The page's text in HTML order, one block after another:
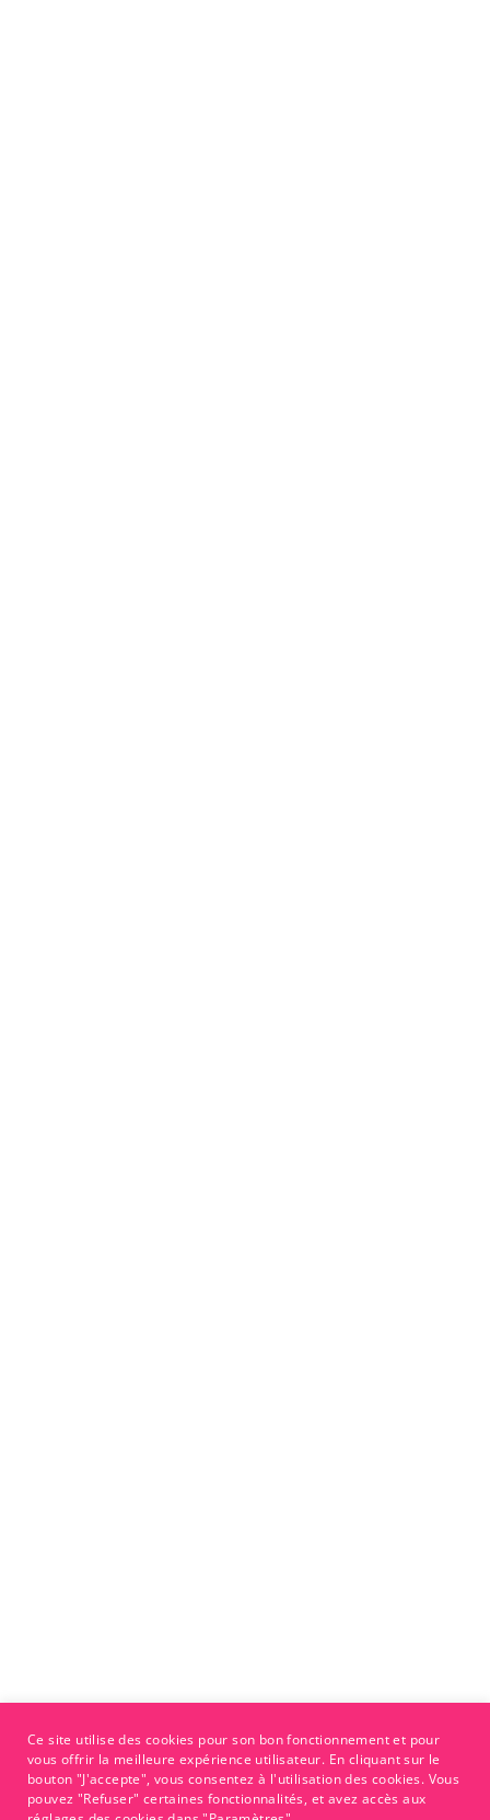
Ce site utilise des cookies pour son bon fonctionnement et pour
vous offrir la meilleure expérience utilisateur. En cliquant sur le
bouton "J'accepte", vous consentez à l'utilisation des cookies. Vous
pouvez "Refuser" certaines fonctionnalités, et avez accès aux